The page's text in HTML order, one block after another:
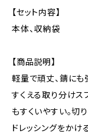
【セット内容】
本体、収納袋
【商品説明】
軽量で頑丈、錆にも
すくえる取り分けス
もすくいやすい。切
ドレッシングをかけ